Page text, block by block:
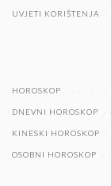
UVJETI KORIŠTENJA
HOROSKOP
DNEVNI HOROSKOP
KINESKI HOROSKOP
OSOBNI HOROSKOP